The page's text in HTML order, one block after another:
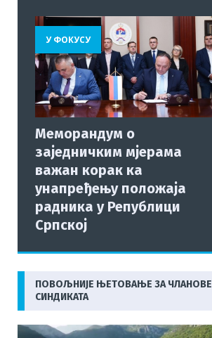
У ФОКУСУ
Меморандум о
заједничким мјерама
важан корак ка
унапређењу положаја
радника у Републици
Српској
ПОВОЉНИЈЕ ЊЕТОВАЊЕ ЗА ЧЛАНОВЕ
СИНДИКАТА